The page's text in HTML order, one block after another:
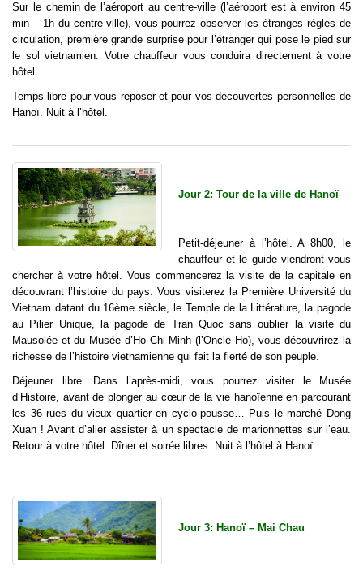
Sur le chemin de l’aéroport au centre-ville (l’aéroport est à environ 45
min – 1h du centre-ville), vous pourrez observer les étranges règles de
circulation, première grande surprise pour l’étranger qui pose le pied sur
le sol vietnamien. Votre chauffeur vous conduira directement à votre
hôtel.
Temps libre pour vous reposer et pour vos découvertes personnelles de
Hanoï. Nuit à l’hôtel.
Jour 2: Tour de la ville de Hanoï
Petit-déjeuner à l’hôtel. A 8h00, le
chauffeur et le guide viendront vous
chercher à votre hôtel. Vous commencerez la visite de la capitale en
découvrant l’histoire du pays. Vous visiterez la Première Université du
Vietnam datant du 16ème siècle, le Temple de la Littérature, la pagode
au Pilier Unique, la pagode de Tran Quoc sans oublier la visite du
Mausolée et du Musée d’Ho Chi Minh (l’Oncle Ho), vous découvrirez la
richesse de l’histoire vietnamienne qui fait la fierté de son peuple.
Déjeuner libre. Dans l’après-midi, vous pourrez visiter le Musée
d’Histoire, avant de plonger au cœur de la vie hanoïenne en parcourant
les 36 rues du vieux quartier en cyclo-pousse… Puis le marché Dong
Xuan ! Avant d’aller assister à un spectacle de marionnettes sur l’eau.
Retour à votre hôtel. Dîner et soirée libres. Nuit à l’hôtel à Hanoï.
Jour 3: Hanoï – Mai Chau